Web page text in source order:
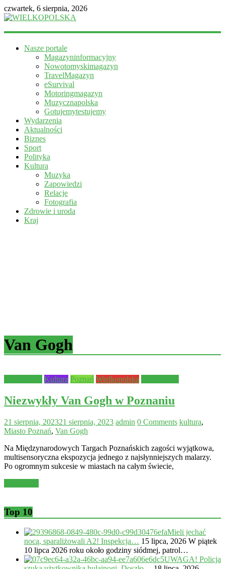
czwartek, 6 sierpnia, 2026
WIELKOPOLSKA
informacyjny
Nasze portale
Magazyninformacyjny
Nowotomyskimagazyn
TravelMagazyn
eSurvival
Motoringmagazyn
Muzycznapolska
Gotujemytestujemy
Wydarzenia
Aktualności
Biznes
Sport
Polityka
Kultura
Muzyka
Zapowiedzi
Relacje
Fotografia
Zdrowie i uroda
Kraj
Van Gogh
Kultura Poznań Wielkopolska
Niezwykły Van Gogh w Poznaniu
21 sierpnia, 202321 sierpnia, 2023 admin 0 Comments kultura,
Miasto Poznań, Van Gogh
Na Międzynarodowych Targach Poznańskich zagości wyjątkowa,
multisensoryczna ekspozycja jednego z najsłynniejszych malarzy.
Po ogromnym sukcesie w miastach na całym świecie,
Top 10
Mieli jechać
nocą, sparaliżowali A2! Inspekcja… 15 lipca, 2026 W piątek
10 lipca 2026 roku około godziny siódmej, patrol…
UWAGA! Policja